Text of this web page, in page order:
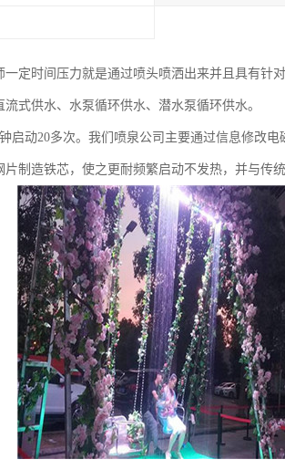
定时间压力就是通过喷头喷洒出来并且具有针
式供水、水泵循环供水、潜水泵循环供水。
启动20多次。我们喷泉公司主要通过信息修改
制造铁芯，使之更耐频繁启动不发热，并与传